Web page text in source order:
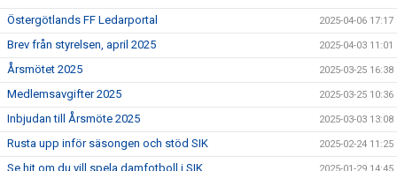
Östergötlands FF Ledarportal 2025-04-06 17:17
Brev från styrelsen, april 2025 2025-04-03 11:01
Årsmötet 2025 2025-03-25 16:38
Medlemsavgifter 2025 2025-03-25 10:36
Inbjudan till Årsmöte 2025 2025-03-03 13:08
Rusta upp inför säsongen och stöd SIK 2025-02-24 11:25
Se hit om du vill spela damfotboll i SIK